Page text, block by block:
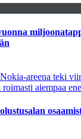
areena teki
aiempaa